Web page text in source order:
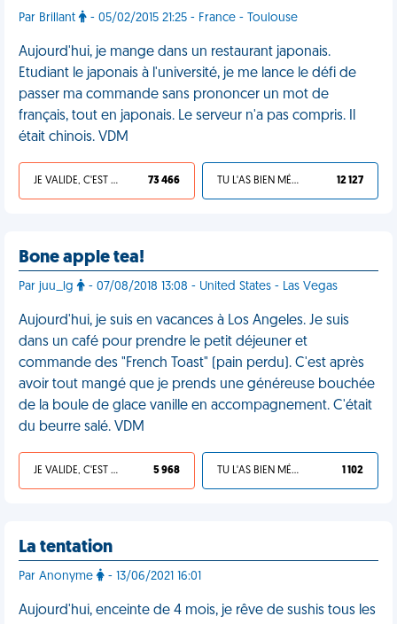
Par Brillant - 05/02/2015 21:25 - France - Toulouse
Aujourd'hui, je mange dans un restaurant japonais.
Etudiant le japonais à l'université, je me lance le défi de
passer ma commande sans prononcer un mot de
français, tout en japonais. Le serveur n'a pas compris. Il
était chinois. VDM
JE VALIDE, C'EST UNE VDM 73 466 TU L'AS BIEN MÉRITÉ 12 127
Bone apple tea!
Par juu_lg - 07/08/2018 13:08 - United States - Las Vegas
Aujourd'hui, je suis en vacances à Los Angeles. Je suis
dans un café pour prendre le petit déjeuner et
commande des "French Toast" (pain perdu). C'est après
avoir tout mangé que je prends une généreuse bouchée
de la boule de glace vanille en accompagnement. C'était
du beurre salé. VDM
JE VALIDE, C'EST UNE VDM 5 968 TU L'AS BIEN MÉRITÉ 1 102
La tentation
Par Anonyme - 13/06/2021 16:01
Aujourd'hui, enceinte de 4 mois, je rêve de sushis tous les